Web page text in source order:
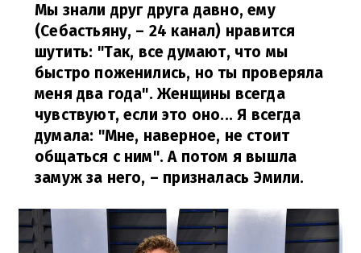
Мы знали друг друга давно, ему
(Себастьяну, – 24 канал) нравится
шутить: "Так, все думают, что мы
быстро поженились, но ты проверяла
меня два года". Женщины всегда
чувствуют, если это оно... Я всегда
думала: "Мне, наверное, не стоит
общаться с ним". А потом я вышла
замуж за него, – призналась Эмили.